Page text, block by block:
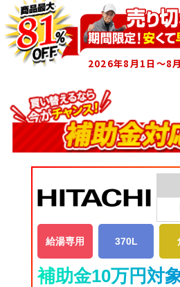
2026年8月1日～8
給湯専用 370L
補助金10万円対